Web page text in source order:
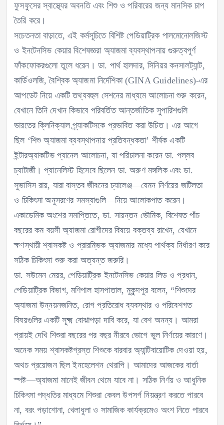
ফুসফুসের স্বাস্থ্যের অবনতি এবং শিশু ও পরিবারের জন্য মানসিক চাপ
তৈরি করে।
সচেতনতা বাড়াতে, এই কর্মসূচিতে বিশিষ্ট পেডিয়াট্রিক পালমোনোলজিস্ট
ও ইনটেনসিভ কেয়ার বিশেষজ্ঞরা অ্যাজমা ব্যবস্থাপনায় গুরুত্বপূর্ণ
ফাঁকফোকরগুলো তুলে ধরেন। ডা. পার্থ হালদার, সিনিয়র কনসালট্যান্ট,
কার্ডিওলজি, বৈশ্বিক অ্যাজমা নির্দেশিকা (GINA Guidelines)-এর
আপডেট নিয়ে একটি তথ্যবহুল সেশনের মাধ্যমে আলোচনা শুরু করেন,
যেখানে তিনি দেখান কিভাবে পরিবর্তিত আন্তর্জাতিক সুপারিশগুলি
ভারতের ক্লিনিক্যাল প্র্যাকটিসকে প্রভাবিত করা উচিত। এর আগে
ছিল ‘শিশু অ্যাজমা ব্যবস্থাপনায় প্রতিবন্ধকতা’ শীর্ষক একটি
ইন্টারঅ্যাকটিভ প্যানেল আলোচনা, যা পরিচালনা করেন ডা. পল্লব
চ্যাটার্জী। প্যানেলিস্ট হিসেবে ছিলেন ডা. অরুণ মঙ্গলিক এবং ডা.
সুভাসিস রায়, যারা বাস্তব জীবনের চ্যালেঞ্জ—যেমন নির্ণয়ের জটিলতা
ও চিকিৎসা অনুসরণের সমস্যাগুলি—নিয়ে আলোকপাত করেন।
একাডেমিক অংশের সমাপ্তিতে, ডা. সায়ন্তন ভৌমিক, বিশেষত পাঁচ
বছরের কম বয়সী অ্যাজমা রোগীদের বিষয়ে বক্তব্য রাখেন, যেখানে
ক্ষণস্থায়ী শ্বাসকষ্ট ও প্রারম্ভিক অ্যাজমার মধ্যে পার্থক্য নির্ধারণ করে
সঠিক চিকিৎসা শুরু করা অত্যন্ত জরুরি।
ডা. সউমেন মেয়র, পেডিয়াট্রিক ইনটেনসিভ কেয়ার লিড ও প্রধান,
পেডিয়াট্রিক বিভাগ, মণিপাল হাসপাতাল, মুকুন্দপুর বলেন, “শিশুদের
অ্যাজমা উন্নয়নজনিত, রোগ প্রতিরোধ ব্যবস্থার ও পরিবেশগত
বিষয়গুলির একটি সূক্ষ্ম বোঝাপড়া দাবি করে, যা বেশ অনন্য। আমরা
প্রায়ই দেখি শিশুরা বছরের পর বছর নীরবে ভোগে ভুল নির্ণয়ের কারণে।
অনেক সময় শ্বাসকষ্টগ্রস্ত শিশুকে বারবার অ্যান্টিবায়োটিক দেওয়া হয়,
অথচ প্রয়োজন ছিল ইনহেলেশন থেরাপি। আমাদের আজকের বার্তা
স্পষ্ট—অ্যাজমা মানেই জীবন থেমে যাবে না। সঠিক নির্ণয় ও আধুনিক
চিকিৎসা পদ্ধতির মাধ্যমে শিশুরা কেবল উপসর্গ নিয়ন্ত্রণ করতে পারবে
না, বরং পড়াশোনা, খেলাধুলা ও সামাজিক কার্যক্রমেও অংশ নিতে পারবে